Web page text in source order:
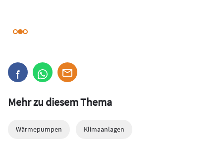
Mehr zu diesem Thema
Wärmepumpen Klimaanlagen